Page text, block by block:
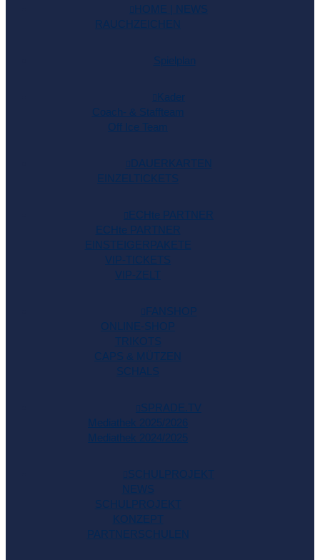
HOME | NEWS
RAUCHZEICHEN
Spielplan
Kader
Coach- & Staffteam
Off Ice Team
DAUERKARTEN
EINZELTICKETS
ECHte PARTNER
ECHte PARTNER
EINSTEIGERPAKETE
VIP-TICKETS
VIP-ZELT
FANSHOP
ONLINE-SHOP
TRIKOTS
CAPS & MÜTZEN
SCHALS
SPRADE.TV
Mediathek 2025/2026
Mediathek 2024/2025
SCHULPROJEKT
NEWS
SCHULPROJEKT
KONZEPT
PARTNERSCHULEN